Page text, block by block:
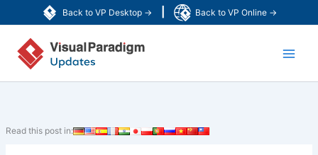
Back to VP Desktop → Back to VP Online →
ke
konten
Read this post in: